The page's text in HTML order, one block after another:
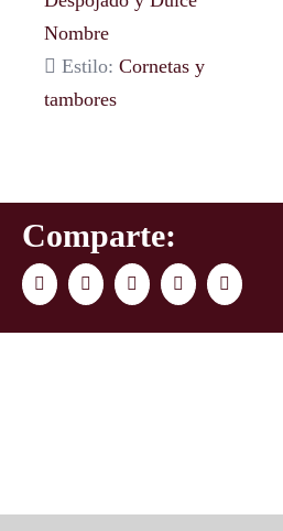
Nombre
Estilo: Cornetas y
tambores
Comparte:
FacebookTwitter LinkedInWhatsAppCorreo